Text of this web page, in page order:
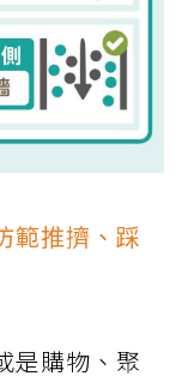
範推擠、踩
是購物、聚